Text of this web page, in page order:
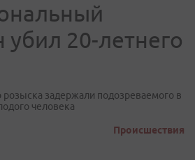
убил 20-летнего
розыска задержали подозреваемого в
человека
Происшествия